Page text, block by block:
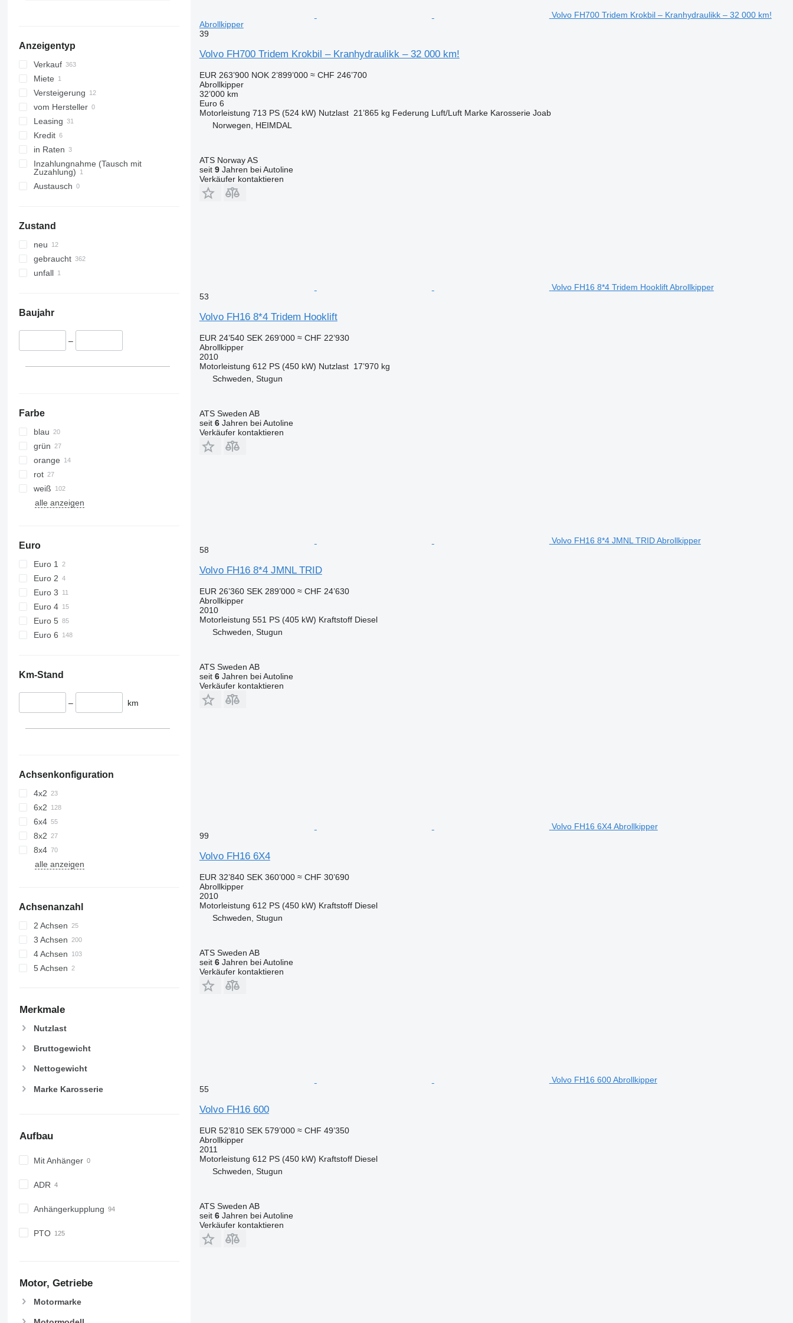
Anzeigentyp
Verkauf
Miete
Versteigerung
vom Hersteller
Leasing
Kredit
in Raten
Inzahlungnahme (Tausch mit
Zuzahlung)
Austausch
Zustand
neu
gebraucht
unfall
Baujahr
–
Farbe
blau
grün
orange
rot
weiß
alle anzeigen
Euro
Euro 1
Euro 2
Euro 3
Euro 4
Euro 5
Euro 6
Km-Stand
– km
Achsenkonfiguration
4x2
6x2
6x4
8x2
8x4
alle anzeigen
Achsenanzahl
2 Achsen
3 Achsen
4 Achsen
5 Achsen
Merkmale
Nutzlast
Bruttogewicht
Nettogewicht
Marke Karosserie
Aufbau
Mit Anhänger
ADR
Anhängerkupplung
PTO
Motor, Getriebe
Motormarke
Volvo FH700 Tridem Krokbil – Kranhydraulikk – 32 000 km!
Abrollkipper
39
Volvo FH700 Tridem Krokbil – Kranhydraulikk – 32 000 km!
EUR 263’900 NOK 2’899’000 ≈ CHF 246’700
Abrollkipper
32’000 km
Euro 6
Motorleistung 713 PS (524 kW) Nutzlast 21’865 kg Federung Luft/Luft Marke Karosserie Joab
Norwegen, HEIMDAL
ATS Norway AS
seit 9Jahren bei Autoline
Verkäufer kontaktieren
Volvo FH16 8*4 Tridem Hooklift Abrollkipper
53
Volvo FH16 8*4 Tridem Hooklift
EUR 24’540 SEK 269’000 ≈ CHF 22’930
Abrollkipper
2010
Motorleistung 612 PS (450 kW) Nutzlast 17’970 kg
Schweden, Stugun
ATS Sweden AB
seit 6Jahren bei Autoline
Verkäufer kontaktieren
Volvo FH16 8*4 JMNL TRID Abrollkipper
58
Volvo FH16 8*4 JMNL TRID
EUR 26’360 SEK 289’000 ≈ CHF 24’630
Abrollkipper
2010
Motorleistung 551 PS (405 kW) Kraftstoff Diesel
Schweden, Stugun
ATS Sweden AB
seit 6Jahren bei Autoline
Verkäufer kontaktieren
Volvo FH16 6X4 Abrollkipper
99
Volvo FH16 6X4
EUR 32’840 SEK 360’000 ≈ CHF 30’690
Abrollkipper
2010
Motorleistung 612 PS (450 kW) Kraftstoff Diesel
Schweden, Stugun
ATS Sweden AB
seit 6Jahren bei Autoline
Verkäufer kontaktieren
Volvo FH16 600 Abrollkipper
55
Volvo FH16 600
EUR 52’810 SEK 579’000 ≈ CHF 49’350
Abrollkipper
2011
Motorleistung 612 PS (450 kW) Kraftstoff Diesel
Schweden, Stugun
ATS Sweden AB
seit 6Jahren bei Autoline
Verkäufer kontaktieren